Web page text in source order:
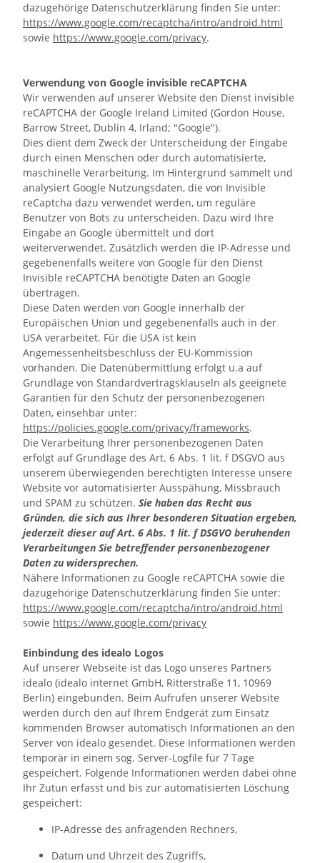
dazugehörige Datenschutzerklärung finden Sie unter:
https://www.google.com/recaptcha/intro/android.html
sowie https://www.google.com/privacy.
Verwendung von Google invisible reCAPTCHA
Wir verwenden auf unserer Website den Dienst invisible
reCAPTCHA der Google Ireland Limited (Gordon House,
Barrow Street, Dublin 4, Irland; "Google").
Dies dient dem Zweck der Unterscheidung der Eingabe
durch einen Menschen oder durch automatisierte,
maschinelle Verarbeitung. Im Hintergrund sammelt und
analysiert Google Nutzungsdaten, die von Invisible
reCaptcha dazu verwendet werden, um reguläre
Benutzer von Bots zu unterscheiden. Dazu wird Ihre
Eingabe an Google übermittelt und dort
weiterverwendet. Zusätzlich werden die IP-Adresse und
gegebenenfalls weitere von Google für den Dienst
Invisible reCAPTCHA benötigte Daten an Google
übertragen.
Diese Daten werden von Google innerhalb der
Europäischen Union und gegebenenfalls auch in der
USA verarbeitet. Für die USA ist kein
Angemessenheitsbeschluss der EU-Kommission
vorhanden. Die Datenübermittlung erfolgt u.a auf
Grundlage von Standardvertragsklauseln als geeignete
Garantien für den Schutz der personenbezogenen
Daten, einsehbar unter:
https://policies.google.com/privacy/frameworks.
Die Verarbeitung Ihrer personenbezogenen Daten
erfolgt auf Grundlage des Art. 6 Abs. 1 lit. f DSGVO aus
unserem überwiegenden berechtigten Interesse unsere
Website vor automatisierter Ausspähung, Missbrauch
und SPAM zu schützen. Sie haben das Recht aus
Gründen, die sich aus Ihrer besonderen Situation ergeben,
jederzeit dieser auf Art. 6 Abs. 1 lit. f DSGVO beruhenden
Verarbeitungen Sie betreffender personenbezogener
Daten zu widersprechen.
Nähere Informationen zu Google reCAPTCHA sowie die
dazugehörige Datenschutzerklärung finden Sie unter:
https://www.google.com/recaptcha/intro/android.html
sowie https://www.google.com/privacy
Einbindung des idealo Logos
Auf unserer Webseite ist das Logo unseres Partners
idealo (idealo internet GmbH, Ritterstraße 11, 10969
Berlin) eingebunden. Beim Aufrufen unserer Website
werden durch den auf Ihrem Endgerät zum Einsatz
kommenden Browser automatisch Informationen an den
Server von idealo gesendet. Diese Informationen werden
temporär in einem sog. Server-Logfile für 7 Tage
gespeichert. Folgende Informationen werden dabei ohne
Ihr Zutun erfasst und bis zur automatisierten Löschung
gespeichert:
IP-Adresse des anfragenden Rechners,
Datum und Uhrzeit des Zugriffs,